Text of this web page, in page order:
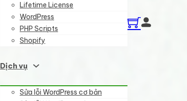
Lifetime License
WordPress
PHP Scripts
Shopify
Dịch vụ
Sửa lỗi WordPress cơ bản